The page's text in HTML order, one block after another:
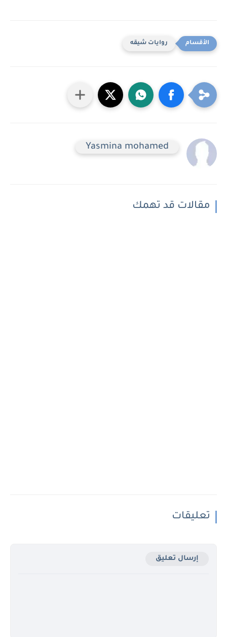
روايات شيقه
Yasmina mohamed
مقالات قد تهمك
تعليقات
إرسال تعليق